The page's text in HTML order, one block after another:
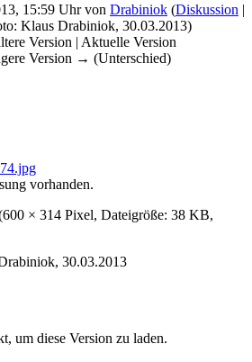
15:59 Uhr von Drabiniok (Diskussion |
Klaus Drabiniok, 30.03.2013)
Version | Aktuelle Version
Version → (Unterschied)
vorhanden.
× 314 Pixel, Dateigröße: 38 KB,
30.03.2013
um diese Version zu laden.